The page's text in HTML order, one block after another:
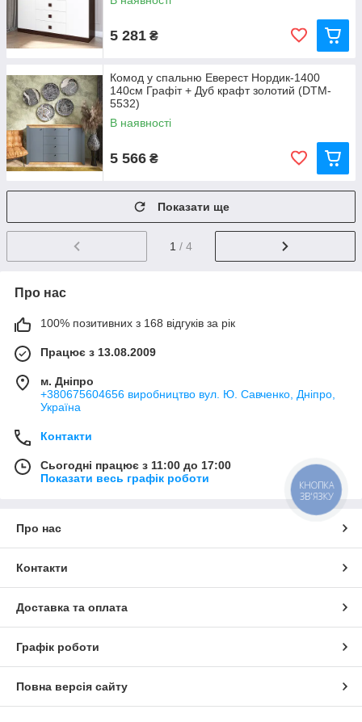
5 281 ₴
Комод у спальню Еверест Нордик-1400
140см Графіт + Дуб крафт золотий (DTM-
5532)
В наявності
5 566 ₴
Показати ще
1 / 4
Про нас
100% позитивних з 168 відгуків за рік
Працює з 13.08.2009
м. Дніпро
+380675604656 виробництво вул. Ю. Савченко, Дніпро,
Україна
Контакти
Сьогодні працює з 11:00 до 17:00
Показати весь графік роботи
Про нас
Контакти
Доставка та оплата
Графік роботи
Повна версія сайту
КНОПКА
ЗВ'ЯЗКУ